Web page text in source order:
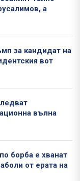
а
за кандидат на
вот
вълна
борба е хванат
от ерата на